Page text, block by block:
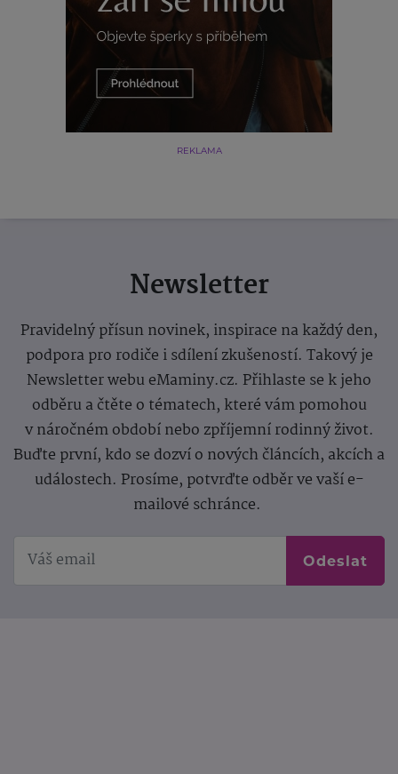
REKLAMA
Newsletter
Pravidelný přísun novinek, inspirace na každý den,
podpora pro rodiče i sdílení zkušeností. Takový je
Newsletter webu eMaminy.cz. Přihlaste se k jeho
odběru a čtěte o tématech, které vám pomohou
v náročném období nebo zpříjemní rodinný život.
Buďte první, kdo se dozví o nových článcích, akcích a
událostech. Prosíme, potvrďte odběr ve vaší e-
mailové schránce.
Odeslat